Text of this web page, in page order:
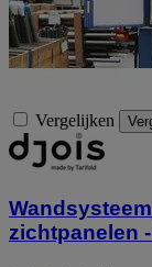
Vergelijken
zichtpanelen